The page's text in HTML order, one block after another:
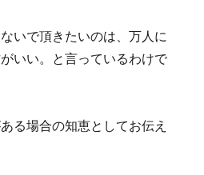
いで頂きたいのは、万人に
いい。と言っているわけで
る場合の知恵としてお伝え